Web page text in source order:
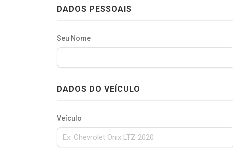
DADOS PESSOAIS
Seu Nome
DADOS DO VEÍCULO
Veículo